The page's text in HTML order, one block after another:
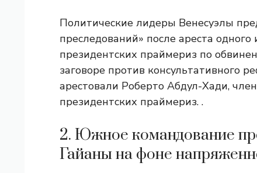
Политические лидеры Венесуэлы
преследований» после ареста
президентских праймериз по
заговоре против консультативного
арестовали Роберто Абдул-Хади,
президентских праймериз. .
2. Южное командование
Гайаны на фоне